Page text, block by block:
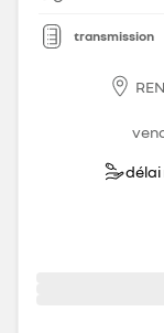
transmission
délai